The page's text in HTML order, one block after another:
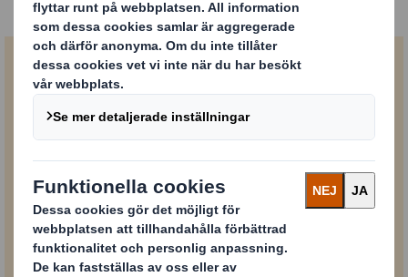
Allt vad du kan!
Läs broschyren om hur det är att vara en del
av DS Smith.